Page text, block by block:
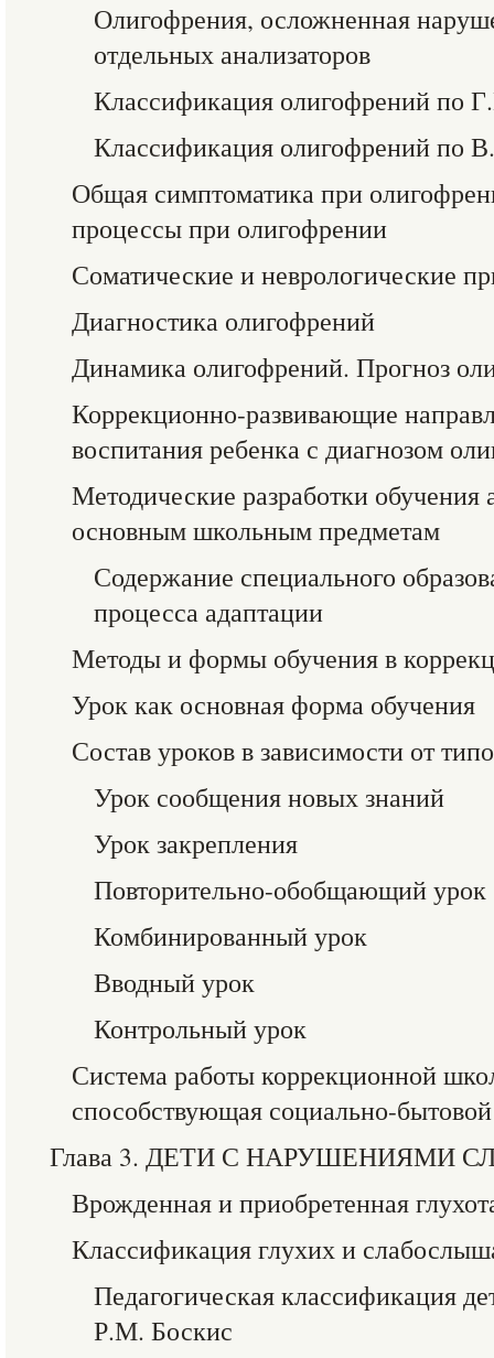
Олигофрения, осложненная
отдельных анализаторов
Классификация олигофрений по
Классификация олигофрений по
Общая симптоматика при
процессы при олигофрении
Соматические и неврологические
Диагностика олигофрений
Динамика олигофрений. Прогноз
Коррекционно-развивающие
воспитания ребенка с диагнозом
Методические разработки обучения
основным школьным предметам
Содержание специального
процесса адаптации
Методы и формы обучения в
Урок как основная форма обучения
Состав уроков в зависимости от
Урок сообщения новых знаний
Урок закрепления
Повторительно-обобщающий урок
Комбинированный урок
Вводный урок
Контрольный урок
Система работы коррекционной
способствующая социально-
Глава 3. ДЕТИ С НАРУШЕНИЯМИ
Врожденная и приобретенная
Классификация глухих и
Педагогическая классификация
Р.М. Боскис